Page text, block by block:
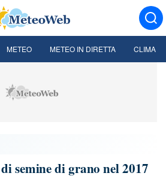
METEO METEO IN DIRETTA CLIMA
semine di grano nel 2017